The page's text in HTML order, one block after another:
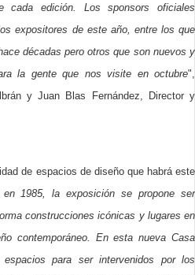
cada edición. Los sponsors oficiales
expositores de este año, entre los que
décadas pero otros que son nuevos y
la gente que nos visite en octubre",
y Juan Blas Fernández, Director y
de espacios de diseño que habrá este
1985, la exposición se propone ser
construcciones icónicas y lugares en
contemporáneo. En esta nueva Casa
para ser intervenidos por los